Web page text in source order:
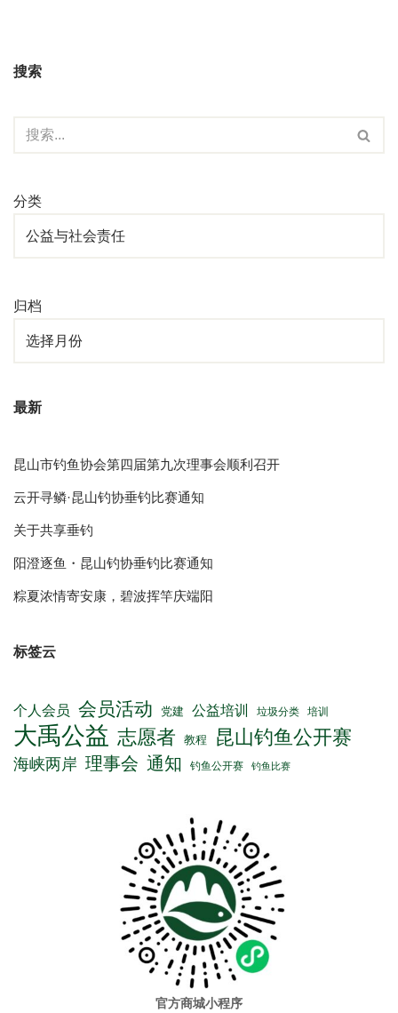
搜索
分类
归档
最新
昆山市钓鱼协会第四届第九次理事会顺利召开
云开寻鳞·昆山钓协垂钓比赛通知
关于共享垂钓
阳澄逐鱼・昆山钓协垂钓比赛通知
粽夏浓情寄安康，碧波挥竿庆端阳
标签云
个人会员 会员活动 党建 公益培训 垃圾分类 培训
大禹公益 志愿者 教程 昆山钓鱼公开赛
海峡两岸 理事会 通知 钓鱼公开赛 钓鱼比赛
官方商城小程序